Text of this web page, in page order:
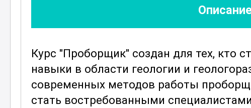
Курс "Проборщик" создан для тех, кто
навыки в области геологии и
современных методов работы
стать востребованными